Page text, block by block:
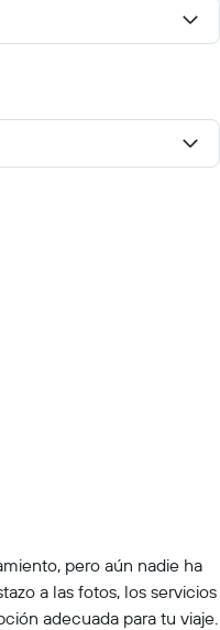
pero aún nadie ha
a las fotos, los servicios
adecuada para tu viaje.